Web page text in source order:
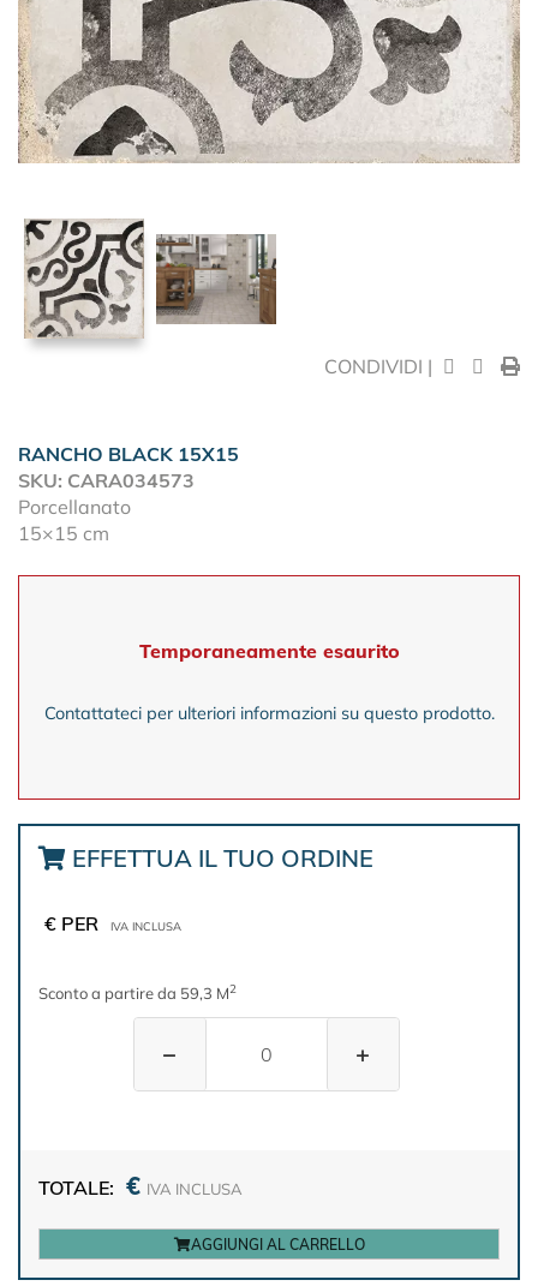
CONDIVIDI |
RANCHO BLACK 15X15
SKU: CARA034573
Porcellanato
15×15 cm
Temporaneamente esaurito
Contattateci per ulteriori informazioni su questo prodotto.
EFFETTUA IL TUO ORDINE
€ PER IVA INCLUSA
Sconto a partire da 59,3 M2
− +
TOTALE: € IVA INCLUSA
AGGIUNGI AL CARRELLO